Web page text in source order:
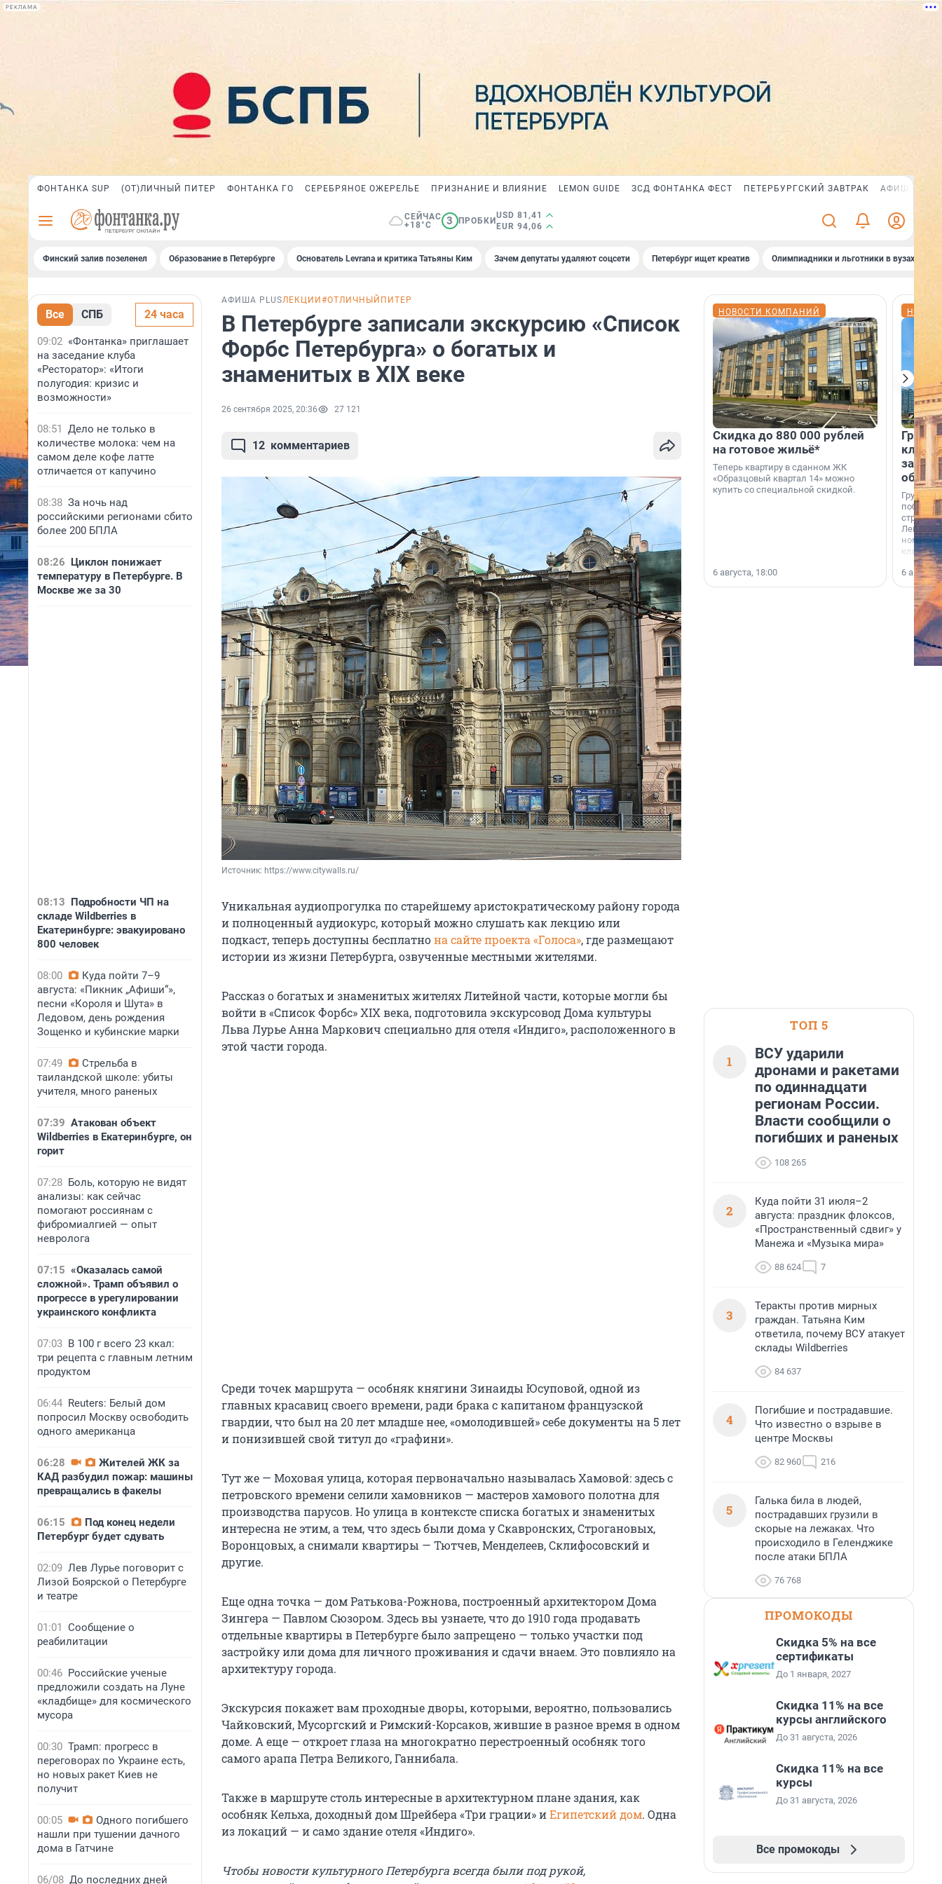
РЕКЛАМА
ФОНТАНКА SUP (ОТ)ЛИЧНЫЙ ПИТЕР ФОНТАНКА ГО СЕРЕБРЯНОЕ ОЖЕРЕЛЬЕ ПРИЗНАНИЕ И ВЛИЯНИЕ LEMON GUIDE ЗСД ФОНТАНКА ФЕСТ ПЕТЕРБУРГСКИЙ ЗАВТРАК АФИША PLUS
СЕЙЧАС
+18°C
3 ПРОБКИ
USD 81,41
EUR 94,06
Финский залив позеленел Образование в Петербурге Основатель Levrana и критика Татьяны Ким Зачем депутаты удаляют соцсети Петербург ищет креатив Олимпиадники и льготники в вузах СПб
Все СПБ 24 часа
09:02 «Фонтанка» приглашает
на заседание клуба
«Ресторатор»: «Итоги
полугодия: кризис и
возможности»
08:51 Дело не только в
количестве молока: чем на
самом деле кофе латте
отличается от капучино
08:38 За ночь над
российскими регионами сбито
более 200 БПЛА
08:26 Циклон понижает
температуру в Петербурге. В
Москве же за 30
08:13 Подробности ЧП на
складе Wildberries в
Екатеринбурге: эвакуировано
800 человек
08:00
Куда пойти 7–9
августа: «Пикник „Афиши“»,
песни «Короля и Шута» в
Ледовом, день рождения
Зощенко и кубинские марки
07:49
Стрельба в
таиландской школе: убиты
учителя, много раненых
07:39 Атакован объект
Wildberries в Екатеринбурге, он
горит
07:28 Боль, которую не видят
анализы: как сейчас
помогают россиянам с
фибромиалгией — опыт
невролога
07:15 «Оказалась самой
сложной». Трамп объявил о
прогрессе в урегулировании
украинского конфликта
07:03 В 100 г всего 23 ккал:
три рецепта с главным летним
продуктом
06:44 Reuters: Белый дом
попросил Москву освободить
одного американца
06:28
Жителей ЖК за
КАД разбудил пожар: машины
превращались в факелы
06:15
Под конец недели
Петербург будет сдувать
02:09 Лев Лурье поговорит с
Лизой Боярской о Петербурге
и театре
01:01 Сообщение о
реабилитации
00:46 Российские ученые
предложили создать на Луне
«кладбище» для космического
мусора
00:30 Трамп: прогресс в
переговорах по Украине есть,
но новых ракет Киев не
получит
00:05
Одного погибшего
нашли при тушении дачного
дома в Гатчине
06/08 До последних дней
АФИША PLUSЛЕКЦИИ #ОТЛИЧНЫЙПИТЕР
В Петербурге записали экскурсию «Список
Форбс Петербурга» о богатых и
знаменитых в XIX веке
26 сентября 2025, 20:36 27 121
12 комментариев
Источник: https://www.citywalls.ru/
Уникальная аудиопрогулка по старейшему аристократическому району города
и полноценный аудиокурс, который можно слушать как лекцию или
подкаст, теперь доступны бесплатнона сайте проекта «Голоса», где размещают
истории из жизни Петербурга, озвученные местными жителями.
Рассказ о богатых и знаменитых жителях Литейной части, которые могли бы
войти в «Список Форбс» XIX века, подготовила экскурсовод Дома культуры
Льва Лурье Анна Маркович специально для отеля «Индиго», расположенного в
этой части города.
Среди точек маршрута — особняк княгини Зинаиды Юсуповой, одной из
главных красавиц своего времени, ради брака с капитаном французской
гвардии, что был на 20 лет младше нее, «омолодившей» себе документы на 5 лет
и понизившей свой титул до «графини».
Тут же — Моховая улица, которая первоначально называлась Хамовой: здесь с
петровского времени селили хамовников — мастеров хамового полотна для
производства парусов. Но улица в контексте списка богатых и знаменитых
интересна не этим, а тем, что здесь были дома у Скавронских, Строгановых,
Воронцовых, а снимали квартиры — Тютчев, Менделеев, Склифосовский и
другие.
Еще одна точка — дом Ратькова-Рожнова, построенный архитектором Дома
Зингера — Павлом Сюзором. Здесь вы узнаете, что до 1910 года продавать
отдельные квартиры в Петербурге было запрещено — только участки под
застройку или дома для личного проживания и сдачи внаем. Это повлияло на
архитектуру города.
Экскурсия покажет вам проходные дворы, которыми, вероятно, пользовались
Чайковский, Мусоргский и Римский-Корсаков, жившие в разное время в одном
доме. А еще — откроет глаза на многократно перестроенный особняк того
самого арапа Петра Великого, Ганнибала.
Также в маршруте столь интересные в архитектурном плане здания, как
особняк Кельха, доходный дом Шрейбера «Три грации» иЕгипетский дом. Одна
из локаций — и само здание отеля «Индиго».
Чтобы новости культурного Петербурга всегда были под рукой,
НОВОСТИ КОМПАНИЙ
Скидка до 880 000 рублей
на готовое жильё*
Теперь квартиру в сданном ЖК
«Образцовый квартал 14» можно
купить со специальной скидкой.
6 августа, 18:00
Группа
области».
6
ТОП 5
1
ВСУ ударили
дронами и ракетами
по одиннадцати
регионам России.
Власти сообщили о
погибших и раненых
108 265
2
Куда пойти 31 июля–2
августа: праздник флоксов,
«Пространственный сдвиг» у
Манежа и «Музыка мира»
88 624 7
3
Теракты против мирных
граждан. Татьяна Ким
ответила, почему ВСУ атакует
склады Wildberries
84 637
4
Погибшие и пострадавшие.
Что известно о взрыве в
центре Москвы
82 960 216
5
Галька била в людей,
пострадавших грузили в
скорые на лежаках. Что
происходило в Геленджике
после атаки БПЛА
76 768
ПРОМОКОДЫ
Скидка 5% на все
сертификаты
До 1 января, 2027
Скидка 11% на все
курсы английского
До 31 августа, 2026
Скидка 11% на все
курсы
До 31 августа, 2026
Все промокоды